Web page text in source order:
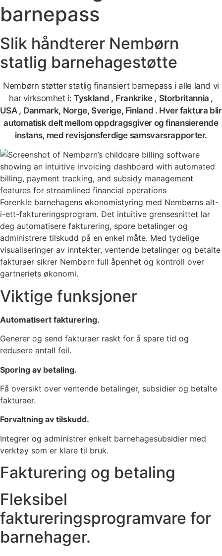
barnepass
Slik håndterer Nembørn
statlig barnehagestøtte
Nembørn støtter statlig finansiert barnepass i alle land vi
har virksomhet i:Tyskland , Frankrike , Storbritannia ,
USA , Danmark, Norge, Sverige, Finland . Hver faktura blir
automatisk delt mellom oppdragsgiver og finansierende
instans, med revisjonsferdige samsvarsrapporter.
Forenkle barnehagens økonomistyring med Nembørns alt-
i-ett-faktureringsprogram. Det intuitive grensesnittet lar
deg automatisere fakturering, spore betalinger og
administrere tilskudd på en enkel måte. Med tydelige
visualiseringer av inntekter, ventende betalinger og betalte
fakturaer sikrer Nembørn full åpenhet og kontroll over
gartneriets økonomi.
Viktige funksjoner
Automatisert fakturering.
Generer og send fakturaer raskt for å spare tid og
redusere antall feil.
Sporing av betaling.
Få oversikt over ventende betalinger, subsidier og betalte
fakturaer.
Forvaltning av tilskudd.
Integrer og administrer enkelt barnehagesubsidier med
verktøy som er klare til bruk.
Fakturering og betaling
Fleksibel
faktureringsprogramvare for
barnehager.